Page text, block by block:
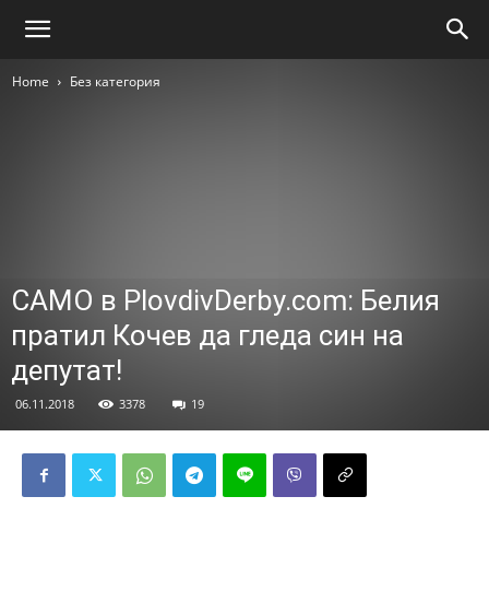
Home Без категория
САМО в PlovdivDerby.com: Белия
пратил Кочев да гледа син на
депутат!
06.11.2018 3378 19